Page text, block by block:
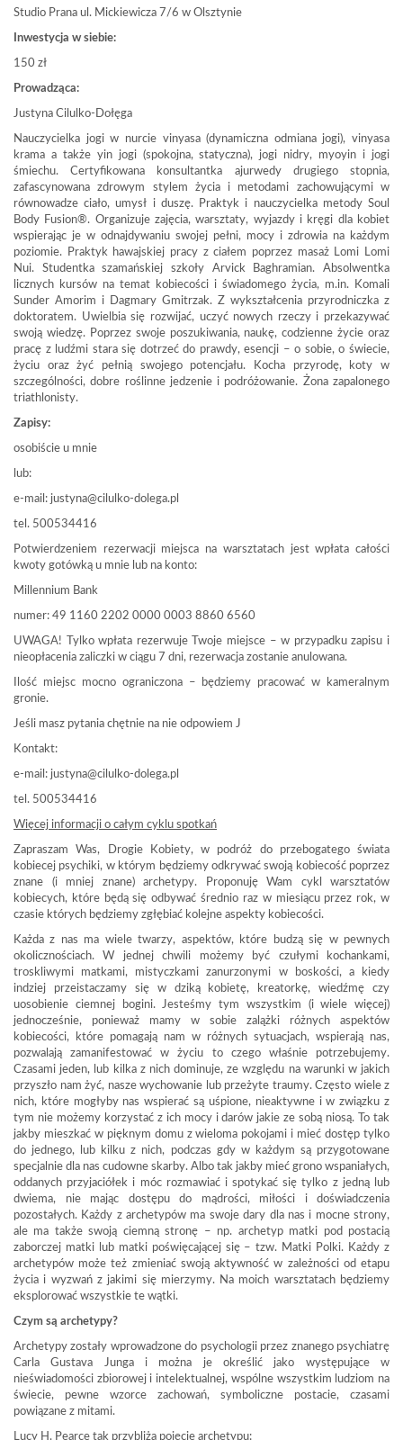
Studio Prana ul. Mickiewicza 7/6 w Olsztynie
Inwestycja w siebie:
150 zł
Prowadząca:
Justyna Cilulko-Dołęga
Nauczycielka jogi w nurcie vinyasa (dynamiczna odmiana jogi), vinyasa
krama a także yin jogi (spokojna, statyczna), jogi nidry, myoyin i jogi
śmiechu. Certyfikowana konsultantka ajurwedy drugiego stopnia,
zafascynowana zdrowym stylem życia i metodami zachowującymi w
równowadze ciało, umysł i duszę. Praktyk i nauczycielka metody Soul
Body Fusion®. Organizuje zajęcia, warsztaty, wyjazdy i kręgi dla kobiet
wspierając je w odnajdywaniu swojej pełni, mocy i zdrowia na każdym
poziomie. Praktyk hawajskiej pracy z ciałem poprzez masaż Lomi Lomi
Nui. Studentka szamańskiej szkoły Arvick Baghramian. Absolwentka
licznych kursów na temat kobiecości i świadomego życia, m.in. Komali
Sunder Amorim i Dagmary Gmitrzak. Z wykształcenia przyrodniczka z
doktoratem. Uwielbia się rozwijać, uczyć nowych rzeczy i przekazywać
swoją wiedzę. Poprzez swoje poszukiwania, naukę, codzienne życie oraz
pracę z ludźmi stara się dotrzeć do prawdy, esencji – o sobie, o świecie,
życiu oraz żyć pełnią swojego potencjału. Kocha przyrodę, koty w
szczególności, dobre roślinne jedzenie i podróżowanie. Żona zapalonego
triathlonisty.
Zapisy:
osobiście u mnie
lub:
e-mail: justyna@cilulko-dolega.pl
tel. 500534416
Potwierdzeniem rezerwacji miejsca na warsztatach jest wpłata całości
kwoty gotówką u mnie lub na konto:
Millennium Bank
numer: 49 1160 2202 0000 0003 8860 6560
UWAGA! Tylko wpłata rezerwuje Twoje miejsce – w przypadku zapisu i
nieopłacenia zaliczki w ciągu 7 dni, rezerwacja zostanie anulowana.
Ilość miejsc mocno ograniczona – będziemy pracować w kameralnym
gronie.
Jeśli masz pytania chętnie na nie odpowiem J
Kontakt:
e-mail: justyna@cilulko-dolega.pl
tel. 500534416
Więcej informacji o całym cyklu spotkań
Zapraszam Was, Drogie Kobiety, w podróż do przebogatego świata
kobiecej psychiki, w którym będziemy odkrywać swoją kobiecość poprzez
znane (i mniej znane) archetypy. Proponuję Wam cykl warsztatów
kobiecych, które będą się odbywać średnio raz w miesiącu przez rok, w
czasie których będziemy zgłębiać kolejne aspekty kobiecości.
Każda z nas ma wiele twarzy, aspektów, które budzą się w pewnych
okolicznościach. W jednej chwili możemy być czułymi kochankami,
troskliwymi matkami, mistyczkami zanurzonymi w boskości, a kiedy
indziej przeistaczamy się w dziką kobietę, kreatorkę, wiedźmę czy
uosobienie ciemnej bogini. Jesteśmy tym wszystkim (i wiele więcej)
jednocześnie, ponieważ mamy w sobie zalążki różnych aspektów
kobiecości, które pomagają nam w różnych sytuacjach, wspierają nas,
pozwalają zamanifestować w życiu to czego właśnie potrzebujemy.
Czasami jeden, lub kilka z nich dominuje, ze względu na warunki w jakich
przyszło nam żyć, nasze wychowanie lub przeżyte traumy. Często wiele z
nich, które mogłyby nas wspierać są uśpione, nieaktywne i w związku z
tym nie możemy korzystać z ich mocy i darów jakie ze sobą niosą. To tak
jakby mieszkać w pięknym domu z wieloma pokojami i mieć dostęp tylko
do jednego, lub kilku z nich, podczas gdy w każdym są przygotowane
specjalnie dla nas cudowne skarby. Albo tak jakby mieć grono wspaniałych,
oddanych przyjaciółek i móc rozmawiać i spotykać się tylko z jedną lub
dwiema, nie mając dostępu do mądrości, miłości i doświadczenia
pozostałych. Każdy z archetypów ma swoje dary dla nas i mocne strony,
ale ma także swoją ciemną stronę – np. archetyp matki pod postacią
zaborczej matki lub matki poświęcającej się – tzw. Matki Polki. Każdy z
archetypów może też zmieniać swoją aktywność w zależności od etapu
życia i wyzwań z jakimi się mierzymy. Na moich warsztatach będziemy
eksplorować wszystkie te wątki.
Czym są archetypy?
Archetypy zostały wprowadzone do psychologii przez znanego psychiatrę
Carla Gustava Junga i można je określić jako występujące w
nieświadomości zbiorowej i intelektualnej, wspólne wszystkim ludziom na
świecie, pewne wzorce zachowań, symboliczne postacie, czasami
powiązane z mitami.
Lucy H. Pearce tak przybliża pojęcie archetypu: